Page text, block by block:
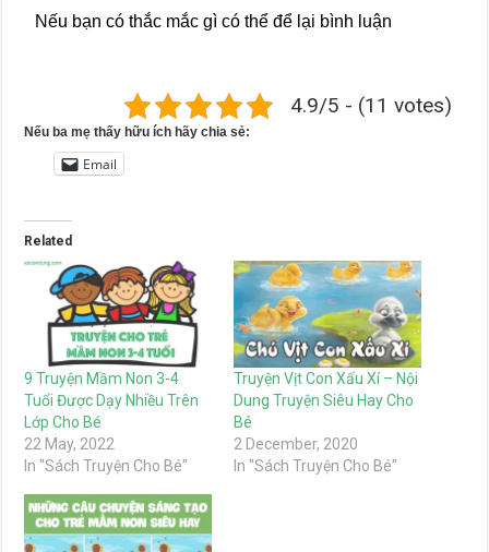
Nếu bạn có thắc mắc gì có thể để lại bình luận
4.9/5 - (11 votes)
Nếu ba mẹ thấy hữu ích hãy chia sẻ:
Email
Related
9 Truyện Mầm Non 3-4
Tuổi Được Dạy Nhiều Trên
Lớp Cho Bé
22 May, 2022
In "Sách Truyện Cho Bé"
Truyện Vịt Con Xấu Xí – Nội
Dung Truyện Siêu Hay Cho
Bé
2 December, 2020
In "Sách Truyện Cho Bé"